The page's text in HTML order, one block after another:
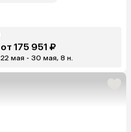
от 175 951 ₽
22 мая - 30 мая, 8 н.